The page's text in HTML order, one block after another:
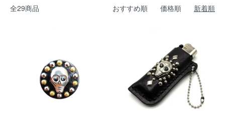
全29商品 おすすめ順 価格順 新着順